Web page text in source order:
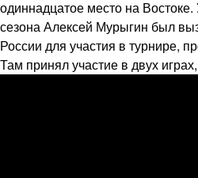
одиннадцатое место на
сезона Алексей Мурыгин был
России для участия в турнире,
Там принял участие в двух